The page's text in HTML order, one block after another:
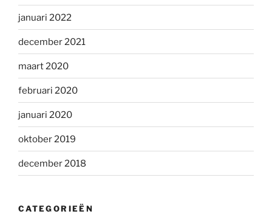
januari 2022
december 2021
maart 2020
februari 2020
januari 2020
oktober 2019
december 2018
CATEGORIEËN